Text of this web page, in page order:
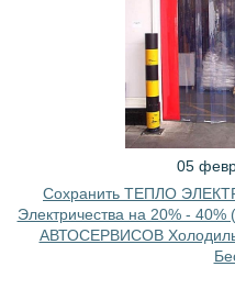
05
Сохранить ТЕПЛО
Электричества на 20% -
АВТОСЕРВИСОВ